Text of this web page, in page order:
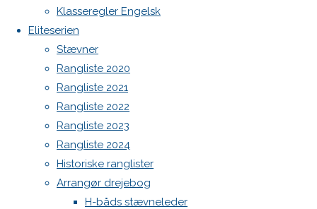
Klasseregler Engelsk
Eliteserien
Stævner
Rangliste 2020
Rangliste 2021
Rangliste 2022
Rangliste 2023
Rangliste 2024
Historiske ranglister
Arrangør drejebog
H-båds stævneleder
sælges
2.
december
2024 2.
december
2024
og salg
Spilerstage/Spinlock jollevest xl
Log ind
WordPress.org
Top